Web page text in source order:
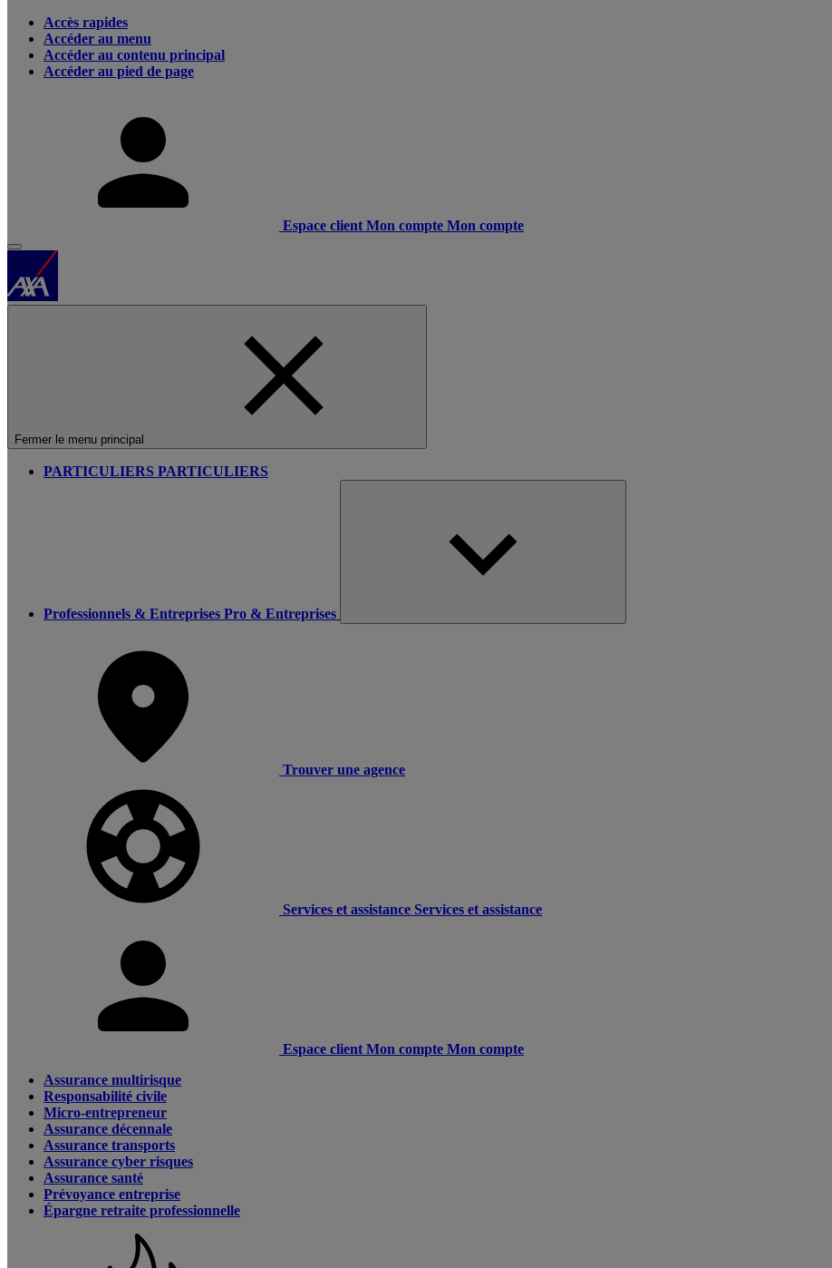
Accès rapides
Accéder au menu
Accéder au contenu principal
Accéder au pied de page
Espace client Mon compte Mon compte
Fermer le menu principal
PARTICULIERS PARTICULIERS
Professionnels & Entreprises Pro & Entreprises
Trouver une agence
Services et assistance Services et assistance
Espace client Mon compte Mon compte
Assurance multirisque
Responsabilité civile
Micro-entrepreneur
Assurance décennale
Assurance transports
Assurance cyber risques
Assurance santé
Prévoyance entreprise
Épargne retraite professionnelle